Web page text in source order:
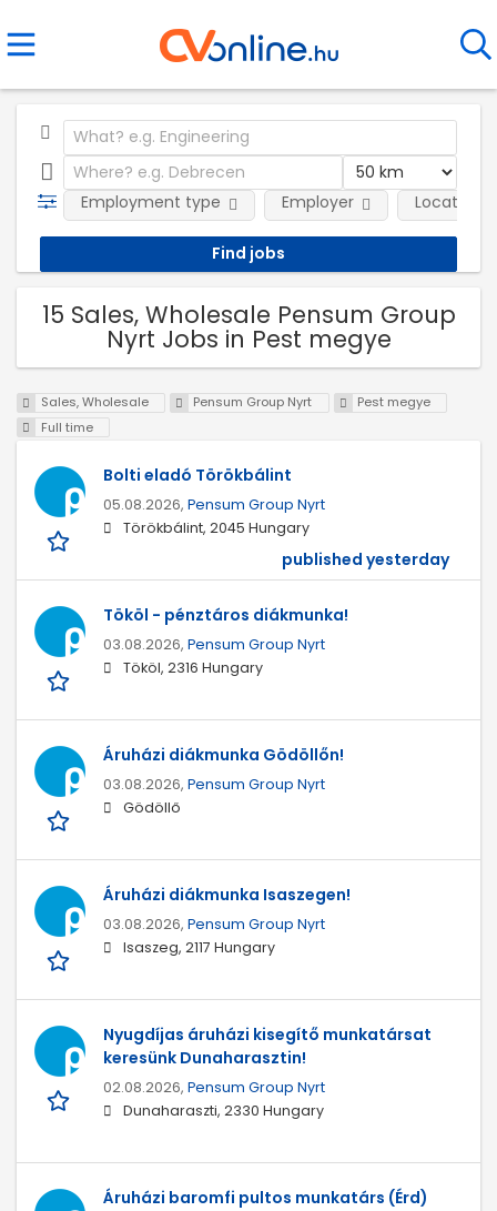
Employment type Employer Location
15 Sales, Wholesale Pensum Group
Nyrt Jobs in Pest megye
Sales, Wholesale Pensum Group Nyrt
Pest megye
Full time
Bolti eladó Törökbálint
05.08.2026, Pensum Group Nyrt
Törökbálint, 2045 Hungary
published yesterday
Tököl - pénztáros diákmunka!
03.08.2026, Pensum Group Nyrt
Tököl, 2316 Hungary
Áruházi diákmunka Gödöllőn!
03.08.2026, Pensum Group Nyrt
Gödöllő
Áruházi diákmunka Isaszegen!
03.08.2026, Pensum Group Nyrt
Isaszeg, 2117 Hungary
Nyugdíjas áruházi kisegítő munkatársat
keresünk Dunaharasztin!
02.08.2026, Pensum Group Nyrt
Dunaharaszti, 2330 Hungary
Áruházi baromfi pultos munkatárs (Érd)